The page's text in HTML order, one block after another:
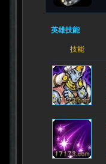
英雄技能
技能